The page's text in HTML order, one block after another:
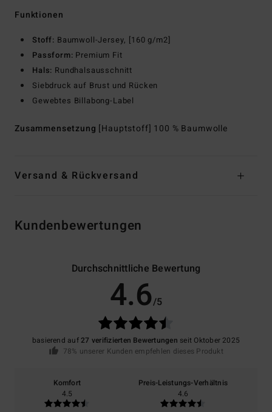
Funktionen
Stoff: Baumwoll-Jersey, [160 g/m2]
Passform: Premium Fit
Hals: Rundhalsausschnitt
Siebdruck auf Brust und Rücken
Gewebtes Billabong-Label
Zusammensetzung [Hauptstoff] 100 % Baumwolle
Versand & Rückversand
Kundenbewertungen
Durchschnittliche Bewertung
4.6/5
basierend auf27 verifizierten Bewertungen seit Oktober 2025
78% unserer Kunden empfehlen dieses Produkt
Komfort
4.5
Preis-Leistungs-Verhältnis
4.6